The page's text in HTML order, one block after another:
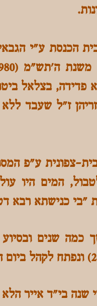
הכנסת ע"י
פדידה, בצלאל
ז"ל שעבד
צפונית ע"פ
המים היו
"בי כנישתא רבא
כמה שנים
שנה בי"ד אייר